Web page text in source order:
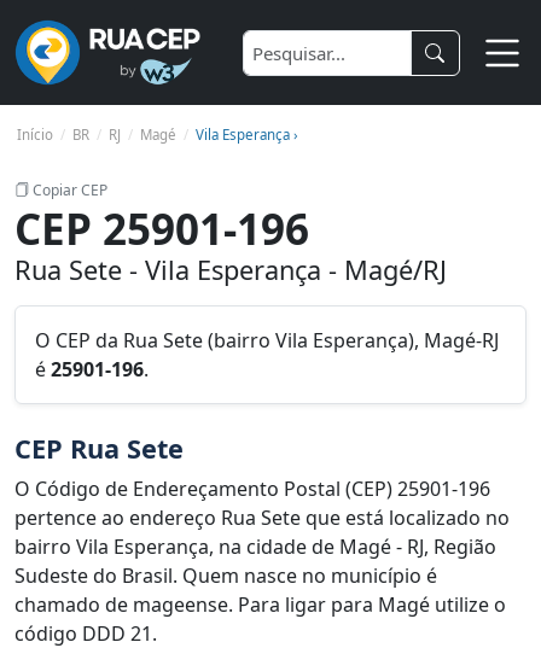
Início BR RJ Magé Vila Esperança ›
Copiar CEP
CEP 25901-196
Rua Sete - Vila Esperança - Magé/RJ
O CEP da Rua Sete (bairro Vila Esperança), Magé-RJ
é25901-196.
CEP Rua Sete
O Código de Endereçamento Postal (CEP) 25901-196
pertence ao endereço Rua Sete que está localizado no
bairro Vila Esperança, na cidade de Magé - RJ, Região
Sudeste do Brasil. Quem nasce no município é
chamado de mageense. Para ligar para Magé utilize o
código DDD 21.